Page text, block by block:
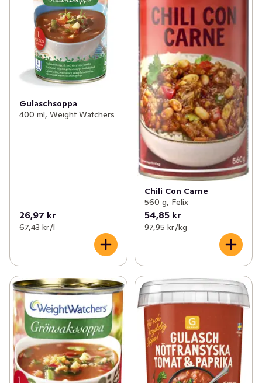
Gulaschsoppa
400 ml, Weight Watchers
26,97 kr
67,43 kr /l
Chili Con Carne
560 g, Felix
54,85 kr
97,95 kr /kg